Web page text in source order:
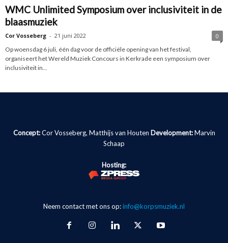
WMC Unlimited Symposium over inclusiviteit in de
blaasmuziek
Cor Vosseberg - 21 juni 2022
0
Op woensdag 6 juli, één dag voor de officiële opening van het festival,
organiseert het Wereld Muziek Concours in Kerkrade een symposium over
inclusiviteit in...
Concept:Cor Vosseberg, Matthijs van Houten Development: Marvin
Schaap
Hosting:
Neem contact met ons op:info@korpsmuziek.nl